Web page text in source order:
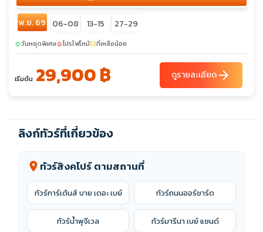
พ.ย. 69 06-08 13-15 27-29
sunnyวันหยุดพิเศษlocal_fire_departmentโปรไฟไหม้confirmation_numberที่เหลือน้อย
เริ่มต้น 29,900 ฿ ดูรายละเอียดarrow_forward
ลิงก์ทัวร์ที่เกี่ยวข้อง
location_on ทัวร์สิงคโปร์ ตามสถานที่
ทัวร์การ์เด้นส์ บาย เดอะ เบย์ ทัวร์ถนนออร์ชาร์ด
ทัวร์น้ำพุจีเวล ทัวร์มารีนา เบย์ แซนด์